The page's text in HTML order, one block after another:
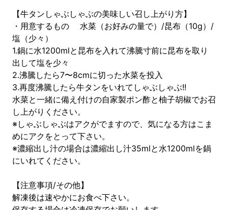
【牛タンしゃぶしゃぶの美味しい召し上がり方】
・用意するもの 水菜（お好みの量で）/昆布（10g）/
塩（少々）
1.鍋に水1200mlと昆布を入れて沸騰寸前に昆布を取り
出して塩を少々
2.沸騰したら7〜8cmに切った水菜を投入
3.再度沸騰したら牛タンをいれてしゃぶしゃぶ!!
水菜と一緒に備え付けの自家製ポン酢と柚子胡椒でお召
し上がりください。
※しゃぶしゃぶはアクがでますので、気になる方はこま
めにアクをとって下さい。
※濃縮出し汁の場合は濃縮出し汁35mlと水1200mlを鍋
にいれてください。
【注意事項/その他】
解凍後は速やかにお食べ下さい。